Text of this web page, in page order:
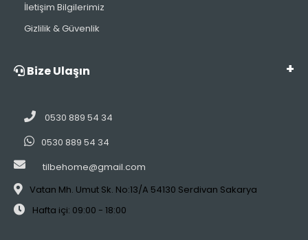
İletişim Bilgilerimiz
Gizlilik & Güvenlik
Bize Ulaşın
0530 889 54 34
0530 889 54 34
tilbehome@gmail.com
Vatan Mh. Umut Sk. No:13/A 54130 Serdivan Sakarya
Hafta içi: 09:00 - 18:00